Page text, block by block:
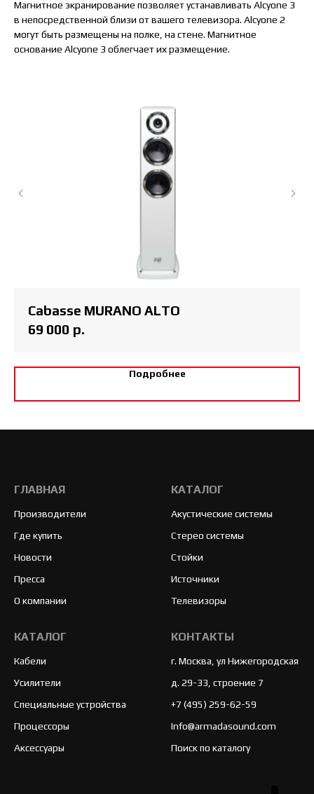
Магнитное экранирование позволяет устанавливать Alcyone 3
в непосредственной близи от вашего телевизора. Alcyone 2
могут быть размещены на полке, на стене. Магнитное
основание Alcyone 3 облегчает их размещение.
Cabasse MURANO ALTO
69 000 р.
Подробнее
ГЛАВНАЯ
Производители
Где купить
Новости
Пресса
О компании
КАТАЛОГ
Акустические системы
Стерео системы
Стойки
Источники
Телевизоры
КАТАЛОГ
Кабели
Усилители
Специальные устройства
Процессоры
Аксессуары
КОНТАКТЫ
г. Москва, ул Нижегородская
д. 29-33, строение 7
+7 (495) 259-62-59
Info@armadasound.com
Поиск по каталогу